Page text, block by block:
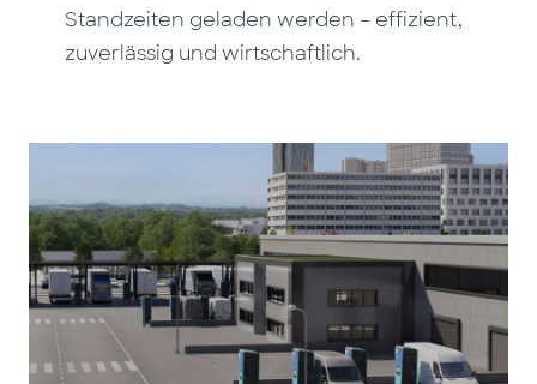
Standzeiten geladen werden – effizient,
zuverlässig und wirtschaftlich.